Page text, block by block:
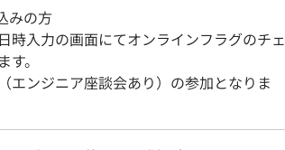
みの方
時入力の画面にてオンラインフラグのチェ
。
エンジニア座談会あり）の参加となりま